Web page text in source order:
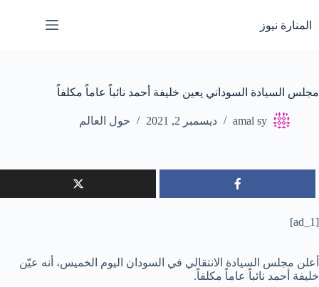
إلى
المحتوى
المنارة نيوز
مجلس السيادة السوداني يعين خليفة أحمد نائباً عاماً مكلفاً
amal sy ديسمبر 2, 2021 حول العالم
[ad_1]
أعلن مجلس السيادة الانتقالي في السودان اليوم الخميس، أنه عيّن
خليفة أحمد نائباً عاماً مكلفاً.